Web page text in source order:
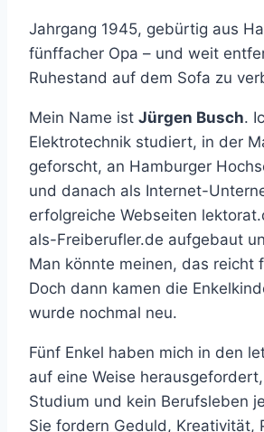
Jahrgang 1945, gebürtig aus
fünffacher Opa – und weit
Ruhestand auf dem Sofa zu
Mein Name ist Jürgen Busch.
Elektrotechnik studiert, in der
geforscht, an Hamburger
und danach als Internet-
erfolgreiche Webseiten
als-Freiberufler.de aufgebaut
Man könnte meinen, das reicht
Doch dann kamen die
wurde nochmal neu.
Fünf Enkel haben mich in den
auf eine Weise
Studium und kein Berufsleben
Sie fordern Geduld, Kreativität,